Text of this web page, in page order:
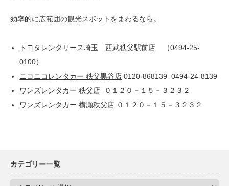
効率的に広範囲の観光スポットをまわるなら。
トヨタレンタリース埼玉 西武秩父駅前店 （0494-25-
0100）
ニコニコレンタカー 秩父黒谷店 0120-8681390494-24-8139
ワンズレンタカー 秩父店 ０１２０－１５－３２３２
ワンズレンタカー 横瀬秩父店 ０１２０－１５－３２３２
カテゴリー一覧